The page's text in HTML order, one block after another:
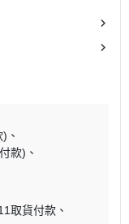
)
款)
取貨付款